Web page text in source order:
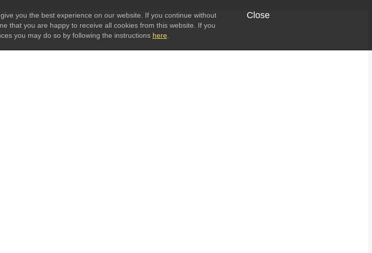
you the best experience on our website. If you continue without
that you are happy to receive all cookies from this website. If you
you may do so by following the instructions here.
Close